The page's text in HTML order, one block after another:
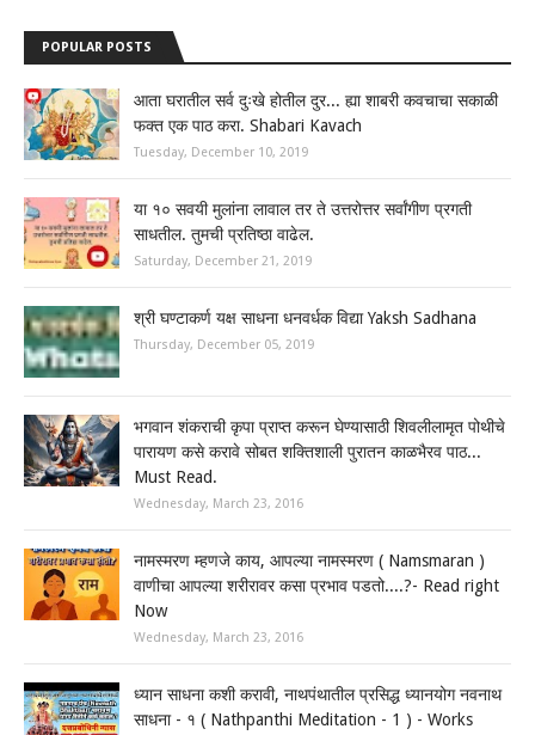
POPULAR POSTS
आता घरातील सर्व दुःखे होतील दुर... ह्या शाबरी कवचाचा सकाळी
फक्त एक पाठ करा. Shabari Kavach
Tuesday, December 10, 2019
या १० सवयी मुलांना लावाल तर ते उत्तरोत्तर सर्वांगीण प्रगती
साधतील. तुमची प्रतिष्ठा वाढेल.
Saturday, December 21, 2019
श्री घण्टाकर्ण यक्ष साधना धनवर्धक विद्या Yaksh Sadhana
Thursday, December 05, 2019
भगवान शंकराची कृपा प्राप्त करून घेण्यासाठी शिवलीलामृत पोथीचे
पारायण कसे करावे सोबत शक्तिशाली पुरातन काळभैरव पाठ...
Must Read.
Wednesday, March 23, 2016
नामस्मरण म्हणजे काय, आपल्या नामस्मरण ( Namsmaran )
वाणीचा आपल्या शरीरावर कसा प्रभाव पडतो....?- Read right
Now
Wednesday, March 23, 2016
ध्यान साधना कशी करावी, नाथपंथातील प्रसिद्ध ध्यानयोग नवनाथ
साधना - १ ( Nathpanthi Meditation - 1 ) - Works